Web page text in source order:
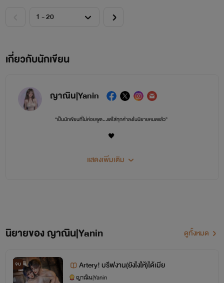
เกี่ยวกับนักเขียน
ญาณิน|Yanin
“เป็นนักเขียนที่ไม่ค่อยพูด…แต่ใส่ทุกคำลงในนิยายหมดแล้ว”
🖤
“ไม่ถนัดโปรโมท แต่ถนัดทำให้ตัวละครคลั่งรักกันจนคนอ่านใจสั่น”
แสดงเพิ่มเติม
นิยายของ ญาณิน|Yanin ดูทั้งหมด
จบ Artery! บรีฟงาน(ยังไงให้)ได้เมีย
ญาณิน|Yanin